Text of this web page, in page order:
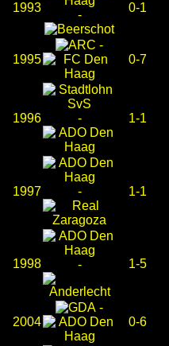
1993
-
0-1
1995
-
0-7
1996 - 1-1
1997 - 1-1
1998 - 1-5
2004
-
0-6